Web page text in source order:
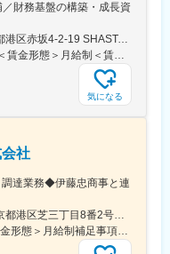
／財務基盤の構築・成長資
＜勤務地詳細＞東京支店住所：東京都港区赤坂4-2-19 SHASTA/EAST 5F勤務地最寄駅：東京メトロ線／赤坂見附駅受動喫煙対策：屋内全面禁煙変更の範囲：会社の定める事業所
＜予定年収＞1,200万円～1,600万円＜賃金形態＞月給制＜賃金内訳＞月額（基本給）：625,000円～875,000円固定残業手当/月：191,360円～267,920円（固定残業時間40時間0分/月）超過した時間外労働の残業手当は追加支給＜月給＞816,360円～1,142,920円（一律手当を含む）＜昇給有無＞有＜残業手当＞有＜給与補足＞※実績に応じて柔軟に検討します。■賞与：年2回（6、12月）■昇給：年1回（3、9月）賃金はあくまでも目安の金額であり、選考を通じて上下する可能性があります。月給(月額)は固定手当を含めた表記です。
気になる
社
調達業務◆伊藤忠商事と連
＜勤務地詳細＞【新】本社住所：東京都港区芝三丁目8番2号住友不動産芝公園ファーストビル９階 勤務地最寄駅：都営地下鉄三田線／芝公園駅受動喫煙対策：屋内全面禁煙変更の範囲：会社の定める事業所
＜予定年収＞450万円～660万円＜賃金形態＞月給制補足事項なし＜賃金内訳＞月額（基本給）：280,000円～378,000円＜月給＞280,000円～378,000円＜昇給有無＞有＜残業手当＞有＜給与補足＞■賞与：年2回（6月/12月）■モデル年収：年収510万円 30歳（月給280,000円＋賞与）※時間外手当除く年収620万円 37歳（月給356,000円＋賞与）※時間外手当除く賃金はあくまでも目安の金額であり、選考を通じて上下する可能性があります。月給(月額)は固定手当を含めた表記です。